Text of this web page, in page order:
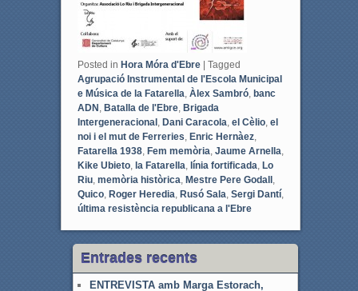
Posted in Hora Móra d'Ebre
Tagged
Agrupació Instrumental de l'Escola Municipal
e Música de la Fatarella, Àlex Sambró, banc
ADN , Batalla de l'Ebre, Brigada
Intergeneracional , Dani Caracola, el Cèlio, el
noi i el mut de Ferreries, Enric Hernàez,
Fatarella 1938, Fem memòria, Jaume Arnella,
Kike Ubieto, la Fatarella, línia fortificada, Lo
Riu, memòria històrica, Mestre Pere Godall ,
Quico, Roger Heredia, Rusó Sala, Sergi Dantí,
última resistència republicana a l'Ebre
Entrades recents
ENTREVISTA amb Marga Estorach,